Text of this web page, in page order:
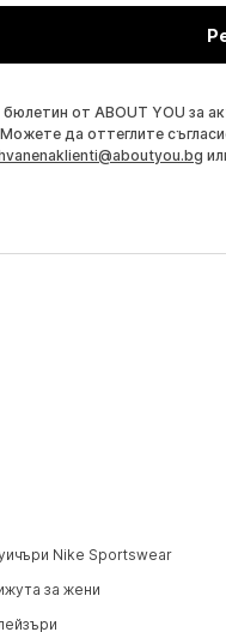
от ABOUT YOU за
да оттеглите
Nike Sportswear
за жени